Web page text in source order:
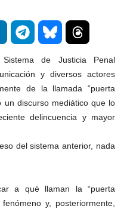
de Justicia Penal
y diversos actores
de la llamada “puerta
un discurso mediático que lo
delincuencia y mayor
del sistema anterior, nada
a qué llaman la “puerta
y, posteriormente,